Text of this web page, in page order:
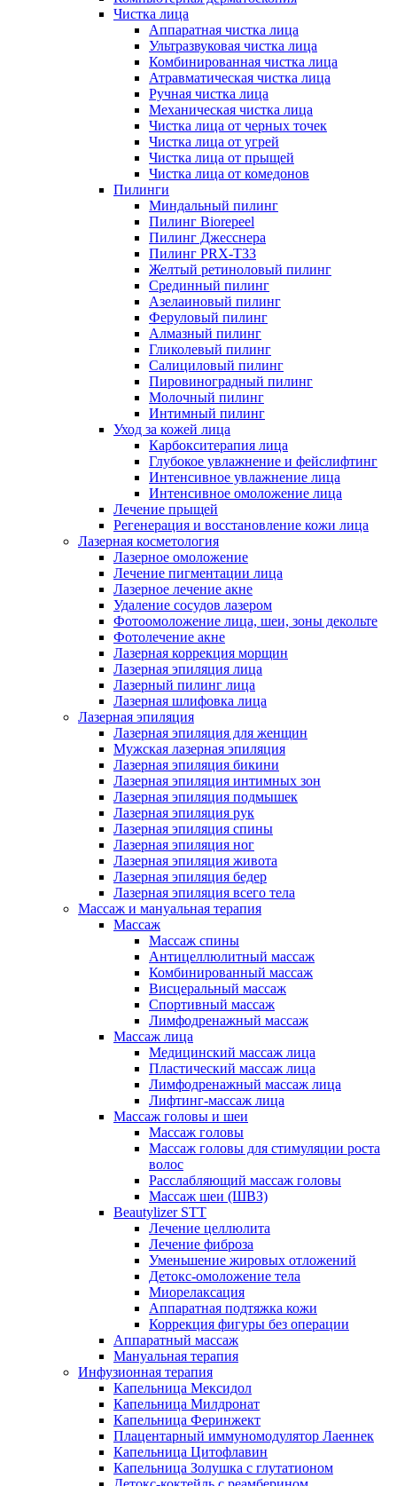
Чистка лица
Аппаратная чистка лица
Ультразвуковая чистка лица
Комбинированная чистка лица
Атравматическая чистка лица
Ручная чистка лица
Механическая чистка лица
Чистка лица от черных точек
Чистка лица от угрей
Чистка лица от прыщей
Чистка лица от комедонов
Пилинги
Миндальный пилинг
Пилинг Biorepeel
Пилинг Джесснера
Пилинг PRX-T33
Желтый ретиноловый пилинг
Срединный пилинг
Азелаиновый пилинг
Феруловый пилинг
Алмазный пилинг
Гликолевый пилинг
Салициловый пилинг
Пировиноградный пилинг
Молочный пилинг
Интимный пилинг
Уход за кожей лица
Карбокситерапия лица
Глубокое увлажнение и фейслифтинг
Интенсивное увлажнение лица
Интенсивное омоложение лица
Лечение прыщей
Регенерация и восстановление кожи лица
Лазерная косметология
Лазерное омоложение
Лечение пигментации лица
Лазерное лечение акне
Удаление сосудов лазером
Фотоомоложение лица, шеи, зоны декольте
Фотолечение акне
Лазерная коррекция морщин
Лазерная эпиляция лица
Лазерный пилинг лица
Лазерная шлифовка лица
Лазерная эпиляция
Лазерная эпиляция для женщин
Мужская лазерная эпиляция
Лазерная эпиляция бикини
Лазерная эпиляция интимных зон
Лазерная эпиляция подмышек
Лазерная эпиляция рук
Лазерная эпиляция спины
Лазерная эпиляция ног
Лазерная эпиляция живота
Лазерная эпиляция бедер
Лазерная эпиляция всего тела
Массаж и мануальная терапия
Массаж
Массаж спины
Антицеллюлитный массаж
Комбинированный массаж
Висцеральный массаж
Спортивный массаж
Лимфодренажный массаж
Массаж лица
Медицинский массаж лица
Пластический массаж лица
Лимфодренажный массаж лица
Лифтинг-массаж лица
Массаж головы и шеи
Массаж головы
Массаж головы для стимуляции роста
волос
Расслабляющий массаж головы
Массаж шеи (ШВЗ)
Beautylizer STT
Лечение целлюлита
Лечение фиброза
Уменьшение жировых отложений
Детокс-омоложение тела
Миорелаксация
Аппаратная подтяжка кожи
Коррекция фигуры без операции
Аппаратный массаж
Мануальная терапия
Инфузионная терапия
Капельница Мексидол
Капельница Милдронат
Капельница Феринжект
Плацентарный иммуномодулятор Лаеннек
Капельница Цитофлавин
Капельница Золушка с глутатионом